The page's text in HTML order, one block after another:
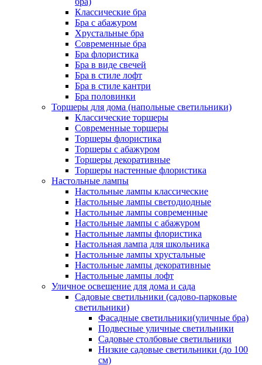
Классические бра
Бра с абажуром
Хрустальные бра
Современные бра
Бра флористика
Бра в виде свечей
Бра в стиле лофт
Бра в стиле кантри
Бра половинки
Торшеры для дома (напольные светильники)
Классические торшеры
Современные торшеры
Торшеры флористика
Торшеры с абажуром
Торшеры декоративные
Торшеры настенные флористика
Настольные лампы
Настольные лампы классические
Настольные лампы светодиодные
Настольные лампы современные
Настольные лампы с абажуром
Настольные лампы флористика
Настольная лампа для школьника
Настольные лампы хрустальные
Настольные лампы декоративные
Настольные лампы лофт
Уличное освещение для дома и сада
Садовые светильники (садово-парковые
светильники)
Фасадные светильники(уличные бра)
Подвесные уличные светильники
Садовые столбовые светильники
Низкие садовые светильники (до 100
см)